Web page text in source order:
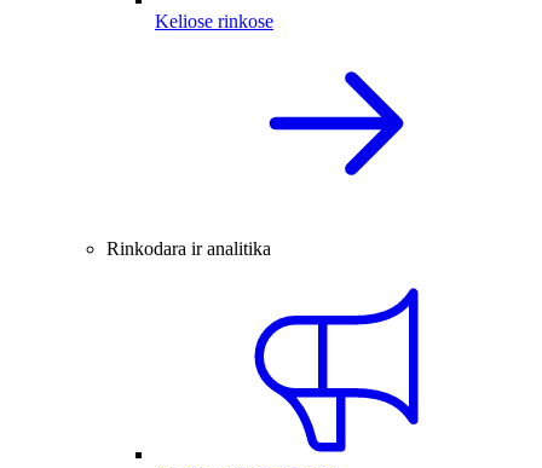
Keliose rinkose
Rinkodara ir analitika